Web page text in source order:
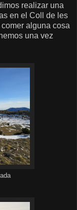
realizar una
en el Coll de les
alguna cosa
una vez